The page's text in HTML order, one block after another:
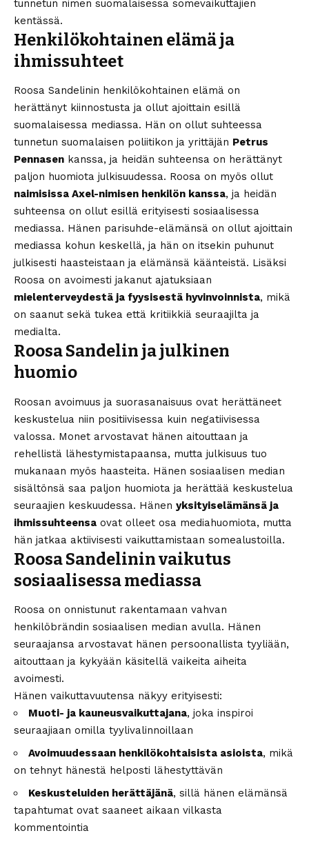
tunnetun nimen suomalaisessa somevaikuttajien
kentässä.
Henkilökohtainen elämä ja
ihmissuhteet
Roosa Sandelinin henkilökohtainen elämä on
herättänyt kiinnostusta ja ollut ajoittain esillä
suomalaisessa mediassa. Hän on ollut suhteessa
tunnetun suomalaisen poliitikon ja yrittäjän Petrus
Pennasen kanssa, ja heidän suhteensa on herättänyt
paljon huomiota julkisuudessa. Roosa on myös ollut
naimisissa Axel-nimisen henkilön kanssa, ja heidän
suhteensa on ollut esillä erityisesti sosiaalisessa
mediassa. Hänen parisuhde-elämänsä on ollut ajoittain
mediassa kohun keskellä, ja hän on itsekin puhunut
julkisesti haasteistaan ja elämänsä käänteistä. Lisäksi
Roosa on avoimesti jakanut ajatuksiaan
mielenterveydestä ja fyysisestä hyvinvoinnista, mikä
on saanut sekä tukea että kritiikkiä seuraajilta ja
medialta.
Roosa Sandelin ja julkinen
huomio
Roosan avoimuus ja suorasanaisuus ovat herättäneet
keskustelua niin positiivisessa kuin negatiivisessa
valossa. Monet arvostavat hänen aitouttaan ja
rehellistä lähestymistapaansa, mutta julkisuus tuo
mukanaan myös haasteita. Hänen sosiaalisen median
sisältönsä saa paljon huomiota ja herättää keskustelua
seuraajien keskuudessa. Hänen yksityiselämänsä ja
ihmissuhteensa ovat olleet osa mediahuomiota, mutta
hän jatkaa aktiivisesti vaikuttamistaan somealustoilla.
Roosa Sandelinin vaikutus
sosiaalisessa mediassa
Roosa on onnistunut rakentamaan vahvan
henkilöbrändin sosiaalisen median avulla. Hänen
seuraajansa arvostavat hänen persoonallista tyyliään,
aitouttaan ja kykyään käsitellä vaikeita aiheita
avoimesti.
Hänen vaikuttavuutensa näkyy erityisesti:
Muoti- ja kauneusvaikuttajana, joka inspiroi
seuraajiaan omilla tyylivalinnoillaan
Avoimuudessaan henkilökohtaisista asioista, mikä
on tehnyt hänestä helposti lähestyttävän
Keskusteluiden herättäjänä, sillä hänen elämänsä
tapahtumat ovat saaneet aikaan vilkasta
kommentointia